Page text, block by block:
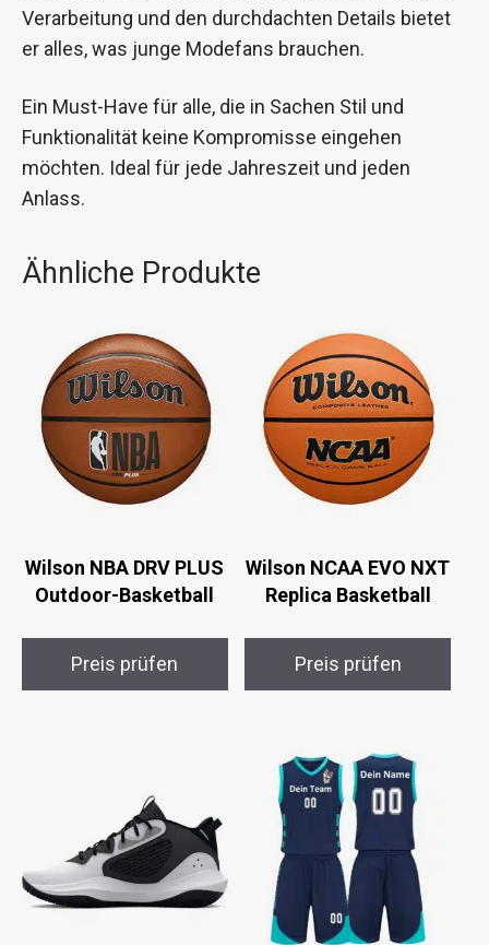
Verarbeitung und den durchdachten Details bietet
er alles, was junge Modefans brauchen.
Ein Must-Have für alle, die in Sachen Stil und
Funktionalität keine Kompromisse eingehen
möchten. Ideal für jede Jahreszeit und jeden
Anlass.
Ähnliche Produkte
Wilson NBA DRV PLUS
Outdoor-Basketball
Preis prüfen
Wilson NCAA EVO NXT
Replica Basketball
Preis prüfen